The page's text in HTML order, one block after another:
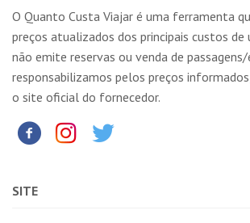
O Quanto Custa Viajar é uma ferramenta
preços atualizados dos principais custos de
não emite reservas ou venda de
responsabilizamos pelos preços
o site oficial do fornecedor.
SITE